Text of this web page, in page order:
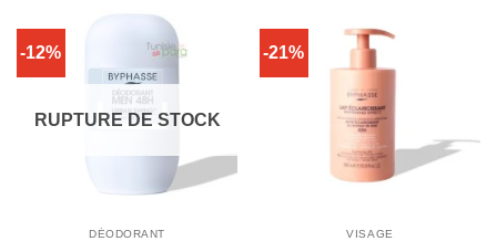
-12%
RUPTURE DE STOCK
DÉODORANT
-21%
VISAGE